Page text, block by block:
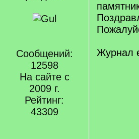
Сообщений:
12598
На сайте с
2009 г.
Рейтинг:
43309
Журнал